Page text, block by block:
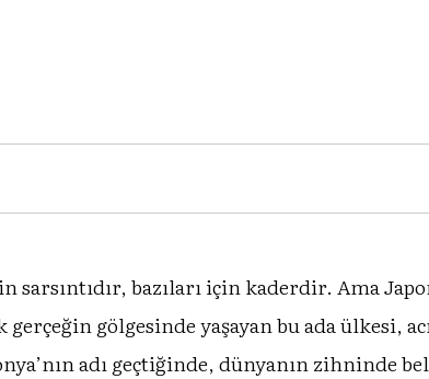
sarsıntıdır, bazıları için kaderdir. Ama
gölgesinde yaşayan bu ada ülkesi,
adı geçtiğinde, dünyanın zihninde